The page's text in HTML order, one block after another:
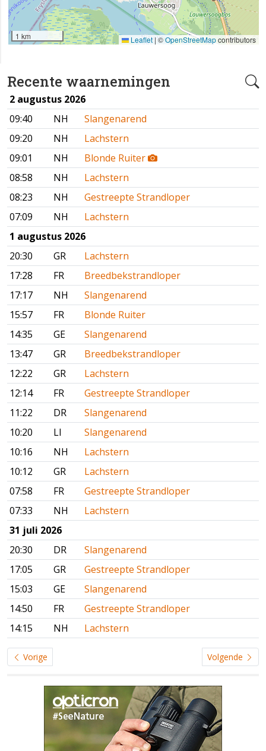
Recente waarnemingen
2 augustus 2026
09:40
NH
Slangenarend
09:20
NH
Lachstern
09:01
NH
Blonde Ruiter
08:58
NH
Lachstern
08:23
NH
Gestreepte Strandloper
07:09
NH
Lachstern
1 augustus 2026
20:30
GR
Lachstern
17:28
FR
Breedbekstrandloper
17:17
NH
Slangenarend
15:57
FR
Blonde Ruiter
14:35
GE
Slangenarend
13:47
GR
Breedbekstrandloper
12:22
GR
Lachstern
12:14
FR
Gestreepte Strandloper
11:22
DR
Slangenarend
10:20
LI
Slangenarend
10:16
NH
Lachstern
10:12
GR
Lachstern
07:58
FR
Gestreepte Strandloper
07:33
NH
Lachstern
31 juli 2026
20:30
DR
Slangenarend
17:05
GR
Gestreepte Strandloper
15:03
GE
Slangenarend
14:50
FR
Gestreepte Strandloper
14:15
NH Lachstern
Vorige Volgende
1 km Leaflet |©OpenStreetMapcontributors